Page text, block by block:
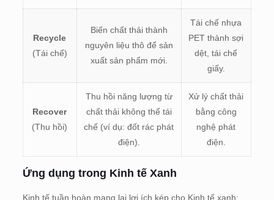
Recycle
(Tái chế)
Biến chất thải thành
nguyên liệu thô để sản
xuất sản phẩm mới.
Tái chế nhựa
PET thành sợi
dệt, tái chế
giấy.
Recover
(Thu hồi)
Thu hồi năng lượng từ
chất thải không thể tái
chế (ví dụ: đốt rác phát
điện).
Xử lý chất thải
bằng công
nghệ phát
điện.
Ứng dụng trong Kinh tế Xanh
Kinh tế tuần hoàn mang lại lợi ích kép cho Kinh tế xanh: